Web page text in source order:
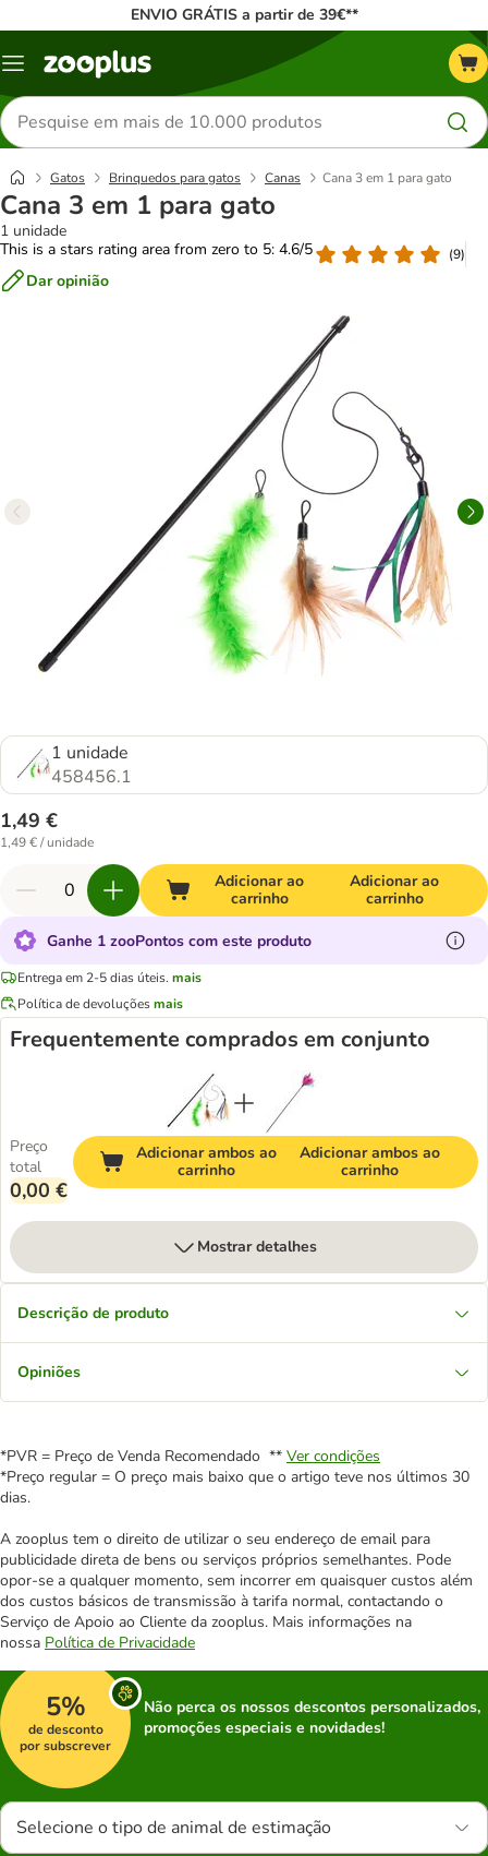
ENVIO GRÁTIS a partir de 39€**
Menu
Pesquisar
produtos
Gatos Brinquedos para gatos Canas Cana 3 em 1 para gato
Cana 3 em 1 para gato
1 unidade
This is a stars rating area from zero to 5: 4.6/5
(9)
Dar opinião
1 unidade
458456.1
1,49 €
1,49 € / unidade
Adicionar ao
carrinho
Adicionar ao
carrinho
Ganhe 1 zooPontos com este produto
Entrega em 2-5 dias úteis. mais
Política de devoluçõesmais
Frequentemente comprados em conjunto
Preço
total
0,00 €
Adicionar ambos ao
carrinho
Adicionar ambos ao
carrinho
Mostrar detalhes
Descrição de produto
Opiniões
*PVR = Preço de Venda Recomendado ** Ver condições
*Preço regular = O preço mais baixo que o artigo teve nos últimos 30
dias.
A zooplus tem o direito de utilizar o seu endereço de email para
publicidade direta de bens ou serviços próprios semelhantes. Pode
opor-se a qualquer momento, sem incorrer em quaisquer custos além
dos custos básicos de transmissão à tarifa normal, contactando o
Serviço de Apoio ao Cliente da zooplus. Mais informações na
nossa Política de Privacidade
5%
de desconto
por subscrever
Não perca os nossos descontos personalizados,
promoções especiais e novidades!
Selecione o tipo de animal de estimação